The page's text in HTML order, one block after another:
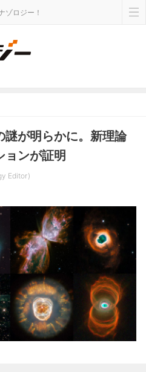
ゾロジー！
謎が明らかに。新理論
ョンが証明
Editor